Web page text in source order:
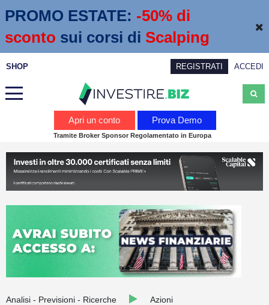
PROMO ESTATE: -50% di
sconto sui corsi di Scalping
SHOP REGISTRATI ACCEDI
Calendario economico
Webinar
Trading
Education
Apri un conto Prova Demo
Tramite Broker Sponsor Regolamentato in Europa
Analisi - Previsioni - Ricerche Azioni